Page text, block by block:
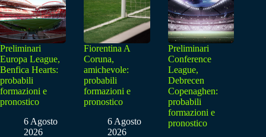
Preliminari
Europa League,
Benfica Hearts:
probabili
formazioni e
pronostico
6 Agosto
2026
Fiorentina A
Coruna,
amichevole:
probabili
formazioni e
pronostico
6 Agosto
2026
Preliminari
Conference
League,
Debrecen
Copenaghen:
probabili
formazioni e
pronostico